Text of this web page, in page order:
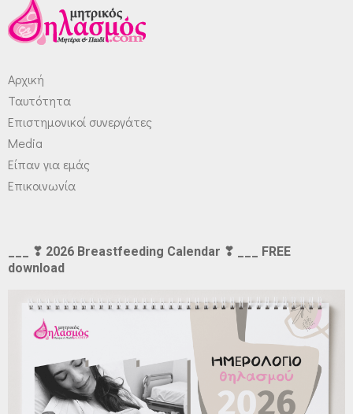
Αρχική
Ταυτότητα
Επιστημονικοί συνεργάτες
Media
Είπαν για εμάς
Επικοινωνία
___ ❣ 2026 Breastfeeding Calendar ❣ ___ FREE
download